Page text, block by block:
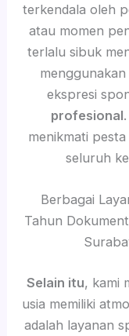
terkendala oleh
atau momen
terlalu sibuk
ekspresi
profesional.
menikmati
seluruh
Berbagai
Tahun
Selain itu, kami
usia memiliki
adalah layanan